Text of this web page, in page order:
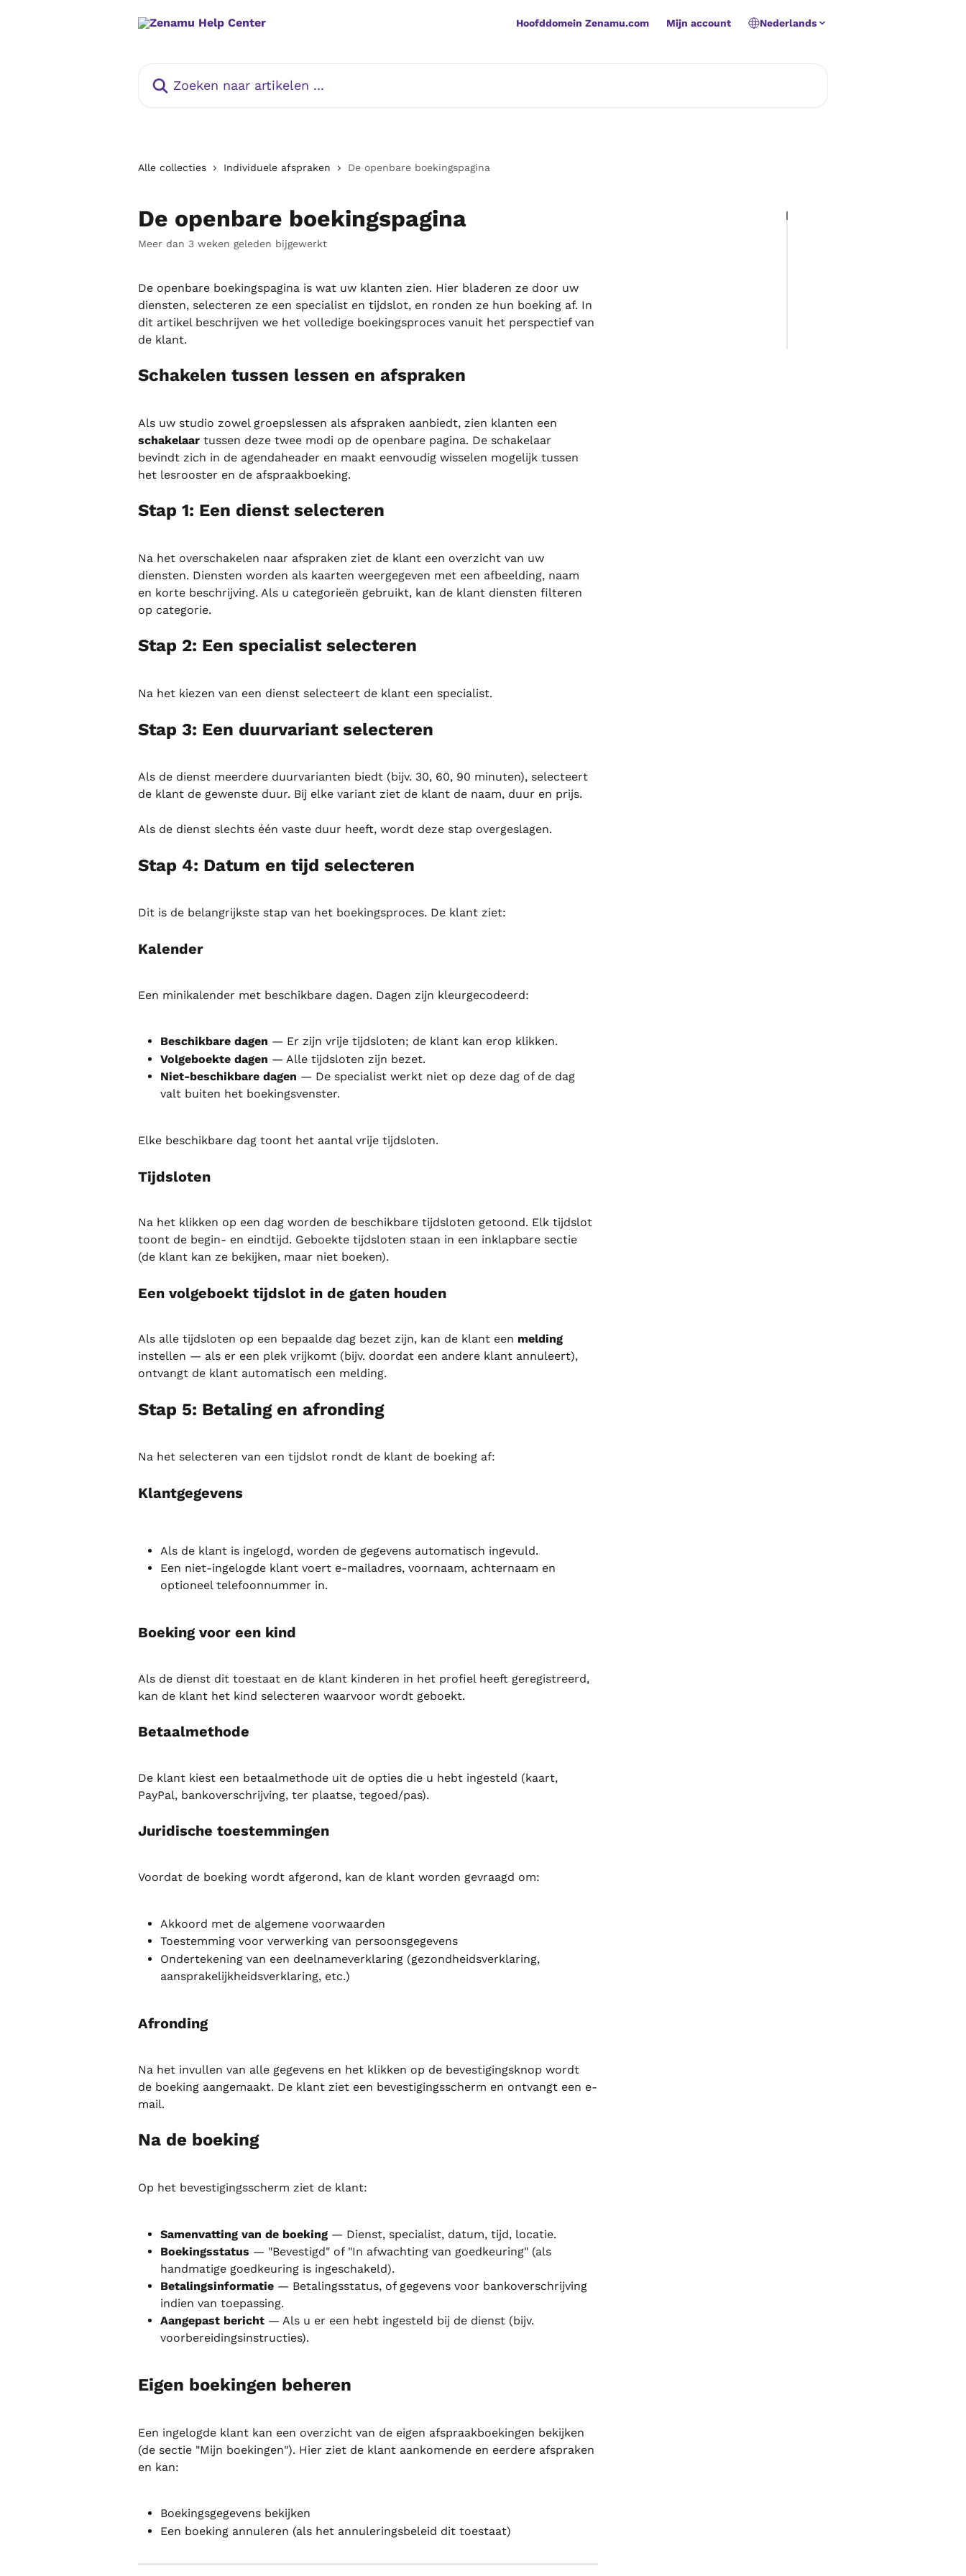
Hoofddomein Zenamu.com Mijn account Nederlands
Alle collecties Individuele afspraken De openbare boekingspagina
De openbare boekingspagina
Meer dan 3 weken geleden bijgewerkt
De openbare boekingspagina is wat uw klanten zien. Hier bladeren ze door uw
diensten, selecteren ze een specialist en tijdslot, en ronden ze hun boeking af. In
dit artikel beschrijven we het volledige boekingsproces vanuit het perspectief van
de klant.
Schakelen tussen lessen en afspraken
Als uw studio zowel groepslessen als afspraken aanbiedt, zien klanten een
schakelaar tussen deze twee modi op de openbare pagina. De schakelaar
bevindt zich in de agendaheader en maakt eenvoudig wisselen mogelijk tussen
het lesrooster en de afspraakboeking.
Stap 1: Een dienst selecteren
Na het overschakelen naar afspraken ziet de klant een overzicht van uw
diensten. Diensten worden als kaarten weergegeven met een afbeelding, naam
en korte beschrijving. Als u categorieën gebruikt, kan de klant diensten filteren
op categorie.
Stap 2: Een specialist selecteren
Na het kiezen van een dienst selecteert de klant een specialist.
Stap 3: Een duurvariant selecteren
Als de dienst meerdere duurvarianten biedt (bijv. 30, 60, 90 minuten), selecteert
de klant de gewenste duur. Bij elke variant ziet de klant de naam, duur en prijs.
Als de dienst slechts één vaste duur heeft, wordt deze stap overgeslagen.
Stap 4: Datum en tijd selecteren
Dit is de belangrijkste stap van het boekingsproces. De klant ziet:
Kalender
Een minikalender met beschikbare dagen. Dagen zijn kleurgecodeerd:
Beschikbare dagen — Er zijn vrije tijdsloten; de klant kan erop klikken.
Volgeboekte dagen — Alle tijdsloten zijn bezet.
Niet-beschikbare dagen — De specialist werkt niet op deze dag of de dag
valt buiten het boekingsvenster.
Elke beschikbare dag toont het aantal vrije tijdsloten.
Tijdsloten
Na het klikken op een dag worden de beschikbare tijdsloten getoond. Elk tijdslot
toont de begin- en eindtijd. Geboekte tijdsloten staan in een inklapbare sectie
(de klant kan ze bekijken, maar niet boeken).
Een volgeboekt tijdslot in de gaten houden
Als alle tijdsloten op een bepaalde dag bezet zijn, kan de klant een melding
instellen — als er een plek vrijkomt (bijv. doordat een andere klant annuleert),
ontvangt de klant automatisch een melding.
Stap 5: Betaling en afronding
Na het selecteren van een tijdslot rondt de klant de boeking af:
Klantgegevens
Als de klant is ingelogd, worden de gegevens automatisch ingevuld.
Een niet-ingelogde klant voert e-mailadres, voornaam, achternaam en
optioneel telefoonnummer in.
Boeking voor een kind
Als de dienst dit toestaat en de klant kinderen in het profiel heeft geregistreerd,
kan de klant het kind selecteren waarvoor wordt geboekt.
Betaalmethode
De klant kiest een betaalmethode uit de opties die u hebt ingesteld (kaart,
PayPal, bankoverschrijving, ter plaatse, tegoed/pas).
Juridische toestemmingen
Voordat de boeking wordt afgerond, kan de klant worden gevraagd om:
Akkoord met de algemene voorwaarden
Toestemming voor verwerking van persoonsgegevens
Ondertekening van een deelnameverklaring (gezondheidsverklaring,
aansprakelijkheidsverklaring, etc.)
Afronding
Na het invullen van alle gegevens en het klikken op de bevestigingsknop wordt
de boeking aangemaakt. De klant ziet een bevestigingsscherm en ontvangt een e-
mail.
Na de boeking
Op het bevestigingsscherm ziet de klant:
Samenvatting van de boeking — Dienst, specialist, datum, tijd, locatie.
Boekingsstatus — "Bevestigd" of "In afwachting van goedkeuring" (als
handmatige goedkeuring is ingeschakeld).
Betalingsinformatie — Betalingsstatus, of gegevens voor bankoverschrijving
indien van toepassing.
Aangepast bericht — Als u er een hebt ingesteld bij de dienst (bijv.
voorbereidingsinstructies).
Eigen boekingen beheren
Een ingelogde klant kan een overzicht van de eigen afspraakboekingen bekijken
(de sectie "Mijn boekingen"). Hier ziet de klant aankomende en eerdere afspraken
en kan:
Boekingsgegevens bekijken
Een boeking annuleren (als het annuleringsbeleid dit toestaat)